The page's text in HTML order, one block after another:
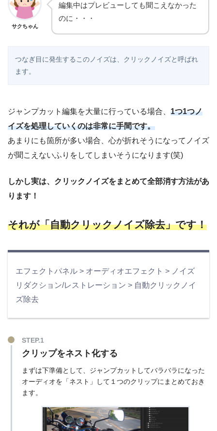
サクちゃん
編集中はプレビューしても聞こえなかった
のに・・・
つなぎ目に発生するこのノイズは、クリックノイズと呼ばれ
ます。
ジャンプカット編集を大量に行っている場合、 1つ1つノ
イズを処理していくのは非常に手間です。
あまりにも箇所が多い場合、心が折れそうになってノイズ
が聞こえないふりをしてしまいそうになります(笑)
しかし実は、クリックノイズをまとめて全部消す方法があ
ります！
それが「自動クリックノイズ除去」です！
エフェクトパネル > オーディオエフェクト > ノイズ
リダクション/レストレーション > 自動クリックノイ
ズ除去
クリップをネスト化する
まずは下準備として、ジャンプカットしてバラバラになった
オーディオを「ネスト」して１つのクリップにまとめておき
ます。